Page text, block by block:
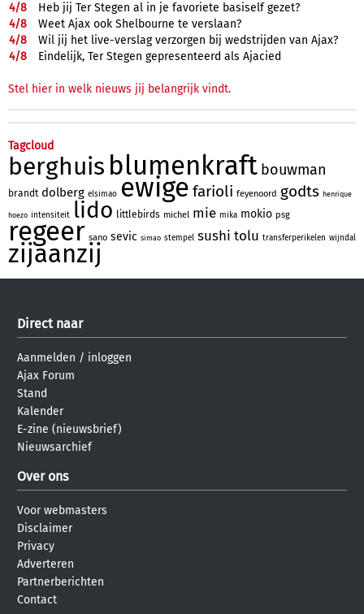
4/8
Heb jij Ter Stegen al in je favoriete basiself gezet?
4/8
Weet Ajax ook Shelbourne te verslaan?
4/8
Wil jij het live-verslag verzorgen bij wedstrijden van Ajax?
4/8 Eindelijk, Ter Stegen gepresenteerd als Ajacied
Stel hier in welk nieuws jij belangrijk vindt.
Tagcloud
berghuis blumenkraft bouwman
brandt dolberg elsimao ewige farioli feyenoord godts henrique
hoezo intensiteit lido littlebirds michel mie mika mokio psg
regeer sano sevic simao stempel sushi tolu transferperikelen wijndal
zijaanzij
Direct naar
Aanmelden / inloggen
Ajax Forum
Stand
Kalender
E-zine (nieuwsbrief)
Nieuwsarchief
Over ons
Voor webmasters
Disclaimer
Privacy
Adverteren
Partnerberichten
Contact